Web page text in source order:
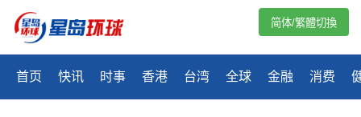
首页 快讯 时事 香港 台湾 全球 金融 消费
简体/繁體切換